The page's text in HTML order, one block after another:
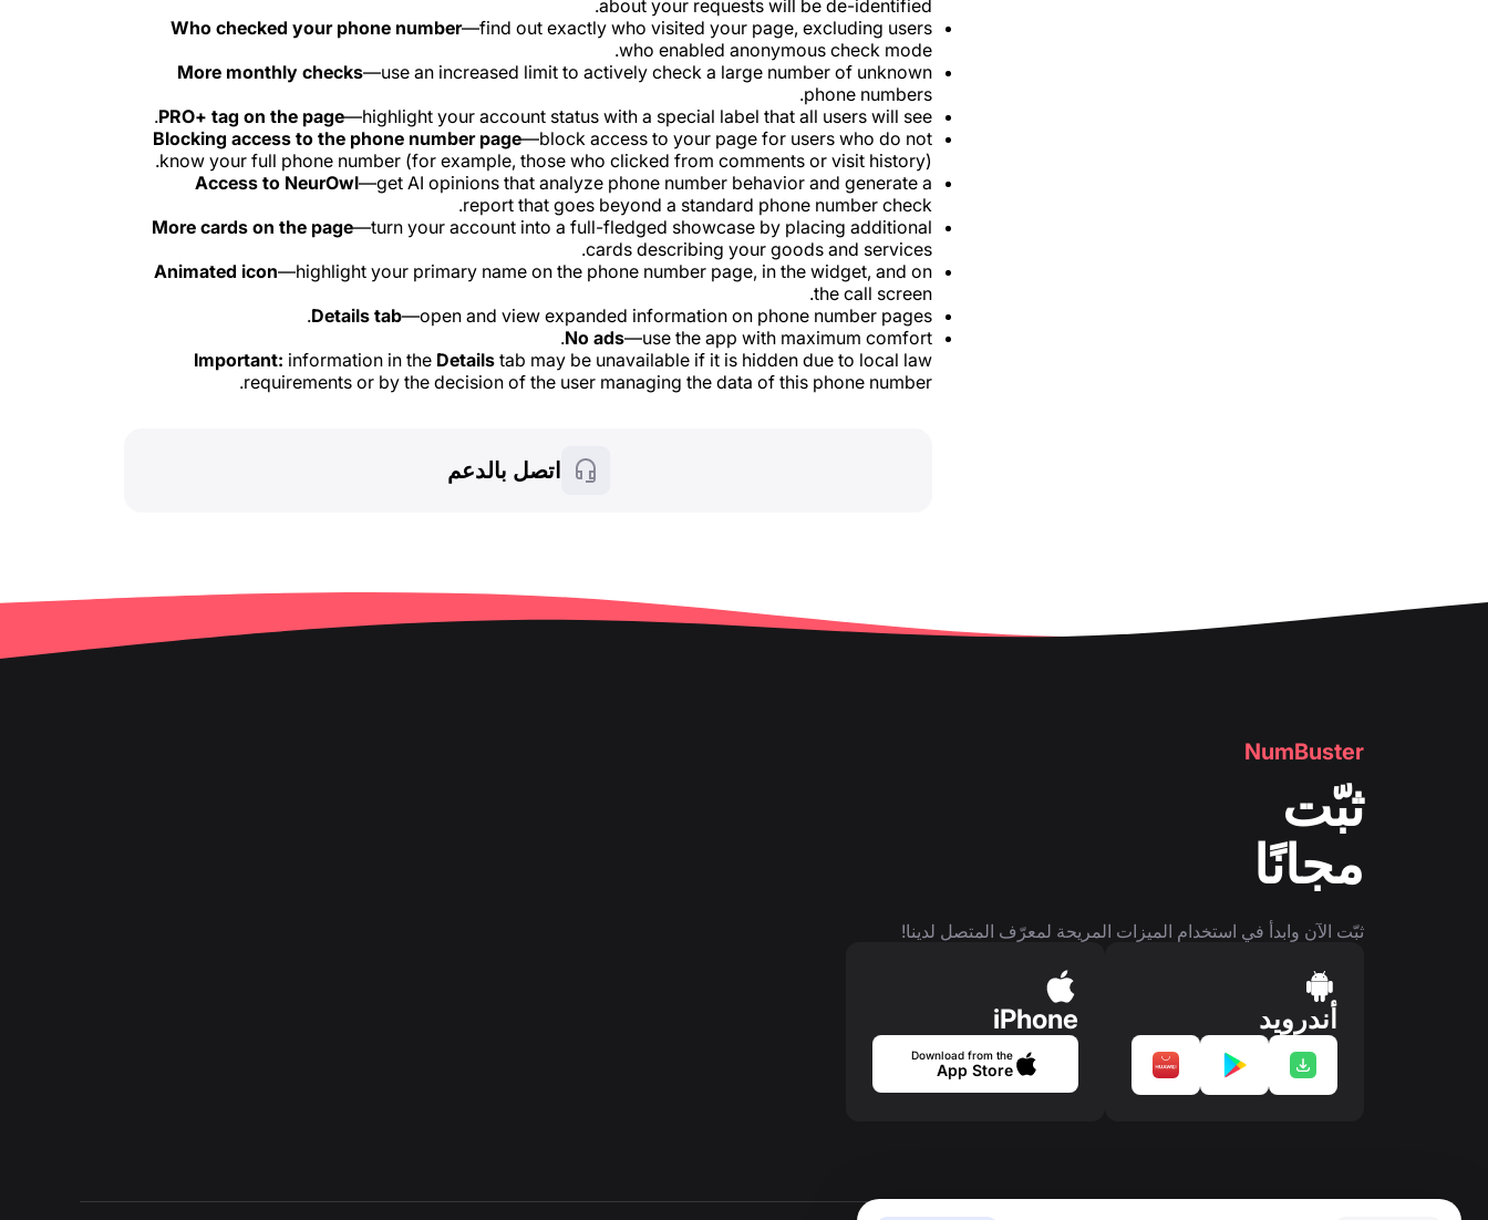
about your requests will be de-identified.
Who checked your phone number—find out exactly who visited your page, excluding users
who enabled anonymous check mode.
More monthly checks—use an increased limit to actively check a large number of unknown
phone numbers.
PRO+ tag on the page—highlight your account status with a special label that all users will see.
Blocking access to the phone number page—block access to your page for users who do not
know your full phone number (for example, those who clicked from comments or visit history).
Access to NeurOwl—get AI opinions that analyze phone number behavior and generate a
report that goes beyond a standard phone number check.
More cards on the page—turn your account into a full-fledged showcase by placing additional
cards describing your goods and services.
Animated icon—highlight your primary name on the phone number page, in the widget, and on
the call screen.
Details tab—open and view expanded information on phone number pages.
No ads—use the app with maximum comfort.
Important: information in the Details tab may be unavailable if it is hidden due to local law
requirements or by the decision of the user managing the data of this phone number.
اتصل بالدعم
NumBuster
ثبّت
مجانًا
ثبّت الآن وابدأ في استخدام الميزات المريحة لمعرّف المتصل لدينا!
أندرويد iPhone
Download from the
App Store